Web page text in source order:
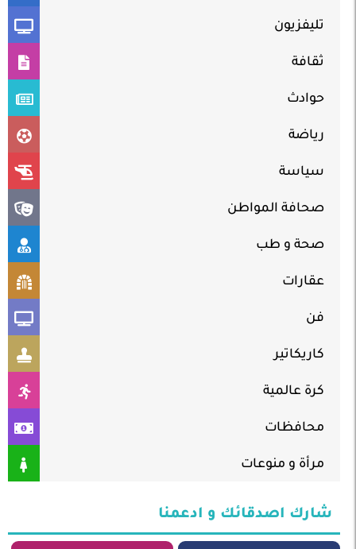
تليفزيون
ثقافة
حوادث
رياضة
سياسة
صحافة المواطن
صحة و طب
عقارات
فن
كاريكاتير
كرة عالمية
محافظات
مرأة و منوعات
شارك اصدقائك و ادعمنا